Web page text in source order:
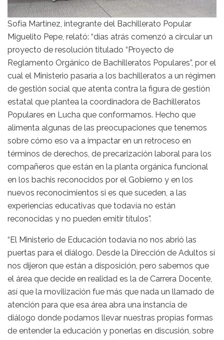
Sofía Martinez, integrante del Bachillerato Popular
Miguelito Pepe, relató: “días atrás comenzó a circular un
proyecto de resolución titulado “Proyecto de
Reglamento Orgánico de Bachilleratos Populares”, por el
cual el Ministerio pasaría a los bachilleratos a un régimen
de gestión social que atenta contra la figura de gestión
estatal que plantea la coordinadora de Bachilleratos
Populares en Lucha que conformamos. Hecho que
alimenta algunas de las preocupaciones que tenemos
sobre cómo eso va a impactar en un retroceso en
términos de derechos, de precarización laboral para los
compañeros que están en la planta orgánica funcional
en los bachis reconocidos por el Gobierno y en los
nuevos reconocimientos si es que suceden, a las
experiencias educativas que todavía no están
reconocidas y no pueden emitir títulos”.
“El Ministerio de Educación todavía no nos abrió las
puertas para el diálogo. Desde la Dirección de Adultos sí
nos dijeron que están a disposición, pero sabemos que
el área que decide en realidad es la de Carrera Docente,
así que la movilización fue más que nada un llamado de
atención para que esa área abra una instancia de
diálogo donde podamos llevar nuestras propias formas
de entender la educación y ponerlas en discusión, sobre